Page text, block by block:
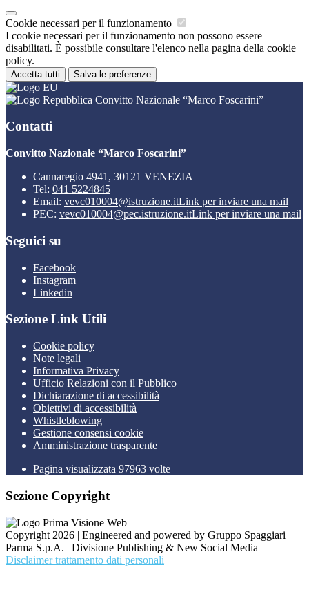
Cookie necessari per il funzionamento
I cookie necessari per il funzionamento non possono essere
disabilitati. È possibile consultare l'elenco nella pagina della cookie
policy.
Accetta tutti Salva le preferenze
Convitto Nazionale “Marco Foscarini”
Contatti
Convitto Nazionale “Marco Foscarini”
Cannaregio 4941, 30121 VENEZIA
Tel: 041 5224845
Email: vevc010004@istruzione.itLink per inviare una mail
PEC: vevc010004@pec.istruzione.itLink per inviare una mail
Seguici su
Facebook
Instagram
Linkedin
Sezione Link Utili
Cookie policy
Note legali
Informativa Privacy
Ufficio Relazioni con il Pubblico
Dichiarazione di accessibilità
Obiettivi di accessibilità
Whistleblowing
Gestione consensi cookie
Amministrazione trasparente
Pagina visualizzata 97963 volte
Sezione Copyright
Copyright 2026 | Engineered and powered by Gruppo Spaggiari
Parma S.p.A. | Divisione Publishing & New Social Media
Disclaimer trattamento dati personali